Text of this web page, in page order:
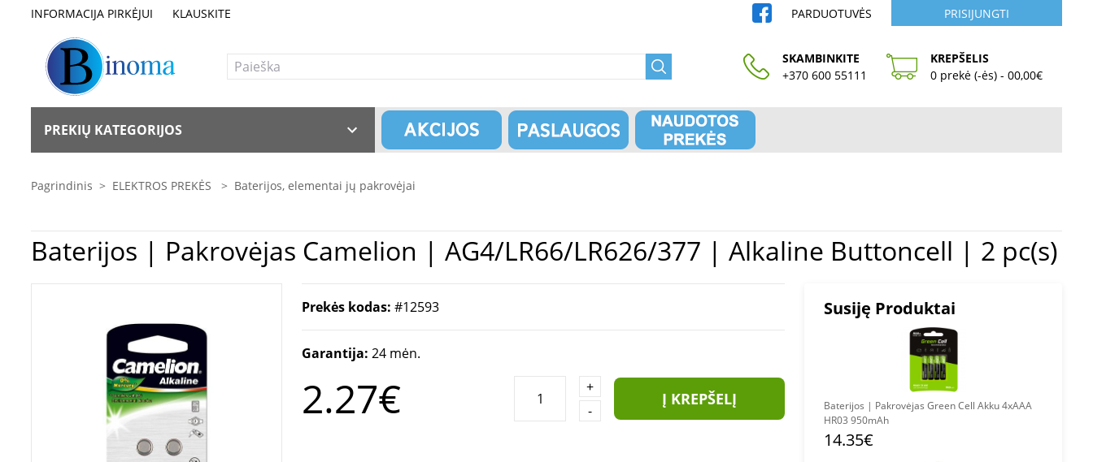
INFORMACIJA PIRKĖJUI KLAUSKITE PARDUOTUVĖS PRISIJUNGTI
SKAMBINKITE
+370 600 55111
KREPŠELIS
0 prekė (-ės) - 00,00€
PREKIŲ KATEGORIJOS
Pagrindinis > ELEKTROS PREKĖS > Baterijos, elementai jų pakrovėjai
Baterijos | Pakrovėjas Camelion | AG4/LR66/LR626/377 | Alkaline Buttoncell | 2 pc(s)
Prekės kodas: #12593
Garantija: 24 mėn.
2.27€
+
-
Į KREPŠELĮ
Susiję Produktai
Baterijos | Pakrovėjas Green Cell Akku 4xAAA
HR03 950mAh
14.35€